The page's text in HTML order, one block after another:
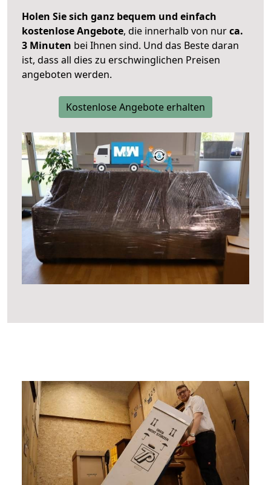
Holen Sie sich ganz bequem und einfach
kostenlose Angebote, die innerhalb von nurca.
3 Minuten bei Ihnen sind. Und das Beste daran
ist, dass all dies zu erschwinglichen Preisen
angeboten werden.
Kostenlose Angebote erhalten